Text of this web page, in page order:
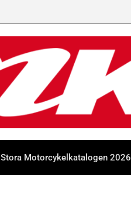
Stora Motorcykelkatalogen 2026